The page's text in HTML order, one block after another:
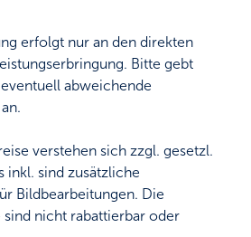
erfolgt nur an den direkten
Bitte gebt
abweichende
verstehen sich zzgl. gesetzl.
inkl. sind zusätzliche
Bildbearbeitungen. Die
sind nicht rabattierbar oder